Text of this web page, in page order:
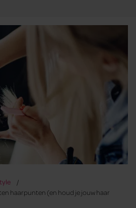
haarpunten (en houd je jouw haar